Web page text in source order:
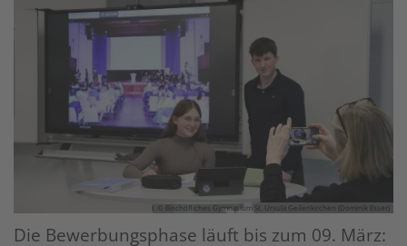
© Bischöfliches Gymnasium St. Ursula Geilenkirchen (Dominik Esser)
Die Bewerbungsphase läuft bis zum 09. März: